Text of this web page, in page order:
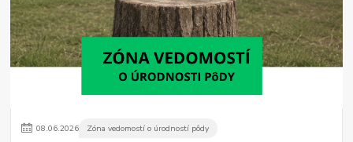
08.06.2026 Zóna vedomostí o úrodností pôdy